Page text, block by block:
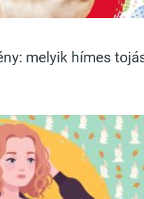
melyik hímes